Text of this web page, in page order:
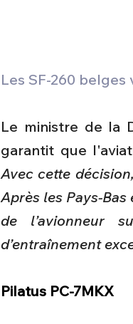
Les SF-260
Le ministre de la
garantit que
Avec cette
Après les Pays-
de l’avionneur
d’entraînement
Pilatus PC-7MKX